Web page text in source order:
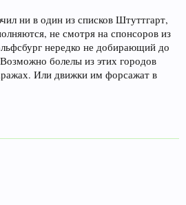
ни в один из списков Штуттгарт,
не смотря на спонсоров из
нередко не добирающий до
болелы из этих городов
Или движки им форсажат в